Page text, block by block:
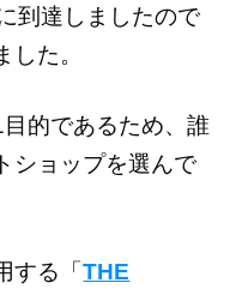
到達しましたので
た。
的であるため、誰
ショップを選んで
する「THE